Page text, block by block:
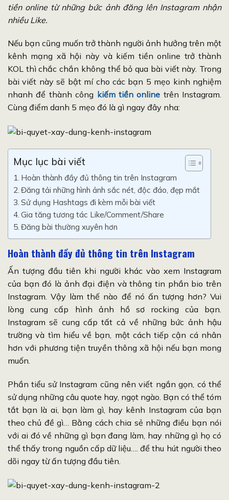
tiền online từ những bức ảnh đăng lên Instagram nhận
nhiều Like.
Nếu bạn cũng muốn trở thành người ảnh hưởng trên một
kênh mạng xã hội này và kiếm tiền online trở thành
KOL thì chắc chắn không thể bỏ qua bài viết này. Trong
bài viết này sẽ bật mí cho các bạn 5 mẹo kinh nghiệm
nhanh để thành công kiếm tiền online trên Instagram.
Cùng điểm danh 5 mẹo đó là gì ngay đây nha:
Mục lục bài viết
Hoàn thành đầy đủ thông tin trên Instagram
Đăng tải những hình ảnh sắc nét, độc đáo, đẹp mắt
Sử dụng Hashtags đi kèm mỗi bài viết
Gia tăng tương tác Like/Comment/Share
Đăng bài thường xuyên hơn
Hoàn thành đầy đủ thông tin trên Instagram
Ấn tượng đầu tiên khi người khác vào xem Instagram
của bạn đó là ảnh đại điện và thông tin phần bio trên
Instagram. Vậy làm thế nào để nó ấn tượng hơn? Vui
lòng cung cấp hình ảnh hồ sơ rocking của bạn.
Instagram sẽ cung cấp tất cả về những bức ảnh hậu
trường và tìm hiểu về bạn, một cách tiếp cận cá nhân
hơn với phương tiện truyền thông xã hội nếu bạn mong
muốn.
Phần tiểu sử Instagram cũng nên viết ngắn gọn, có thể
sử dụng những câu quote hay, ngọt ngào. Bạn có thể tóm
tắt bạn là ai, bạn làm gì, hay kênh Instagram của bạn
theo chủ đề gì… Bằng cách chia sẻ những điều bạn nói
với ai đó về những gì bạn đang làm, hay những gì họ có
thể thấy trong nguồn cấp dữ liệu…. để thu hút người theo
dõi ngay từ ấn tượng đầu tiên.